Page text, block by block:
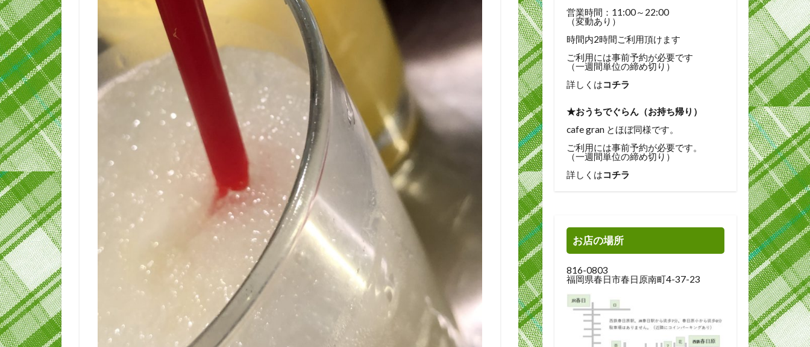
営業時間：11:00～22:00
（変動あり）
時間内2時間ご利用頂けます
ご利用には事前予約が必要です
（一週間単位の締め切り）
詳しくはコチラ
★おうちでぐらん（お持ち帰り）
cafe gran とほぼ同様です。
ご利用には事前予約が必要です。
（一週間単位の締め切り）
詳しくはコチラ
お店の場所
816-0803
福岡県春日市春日原南町4-37-23